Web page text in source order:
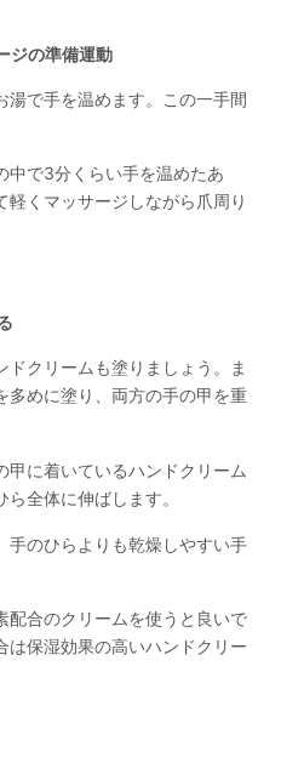
ジの準備運動
湯で手を温めます。この一手間
中で3分くらい手を温めたあ
軽くマッサージしながら爪周り
クリームも塗りましょう。ま
多めに塗り、両方の手の甲を重
に着いているハンドクリーム
全体に伸ばします。
手のひらよりも乾燥しやすい手
配合のクリームを使うと良いで
は保湿効果の高いハンドクリー